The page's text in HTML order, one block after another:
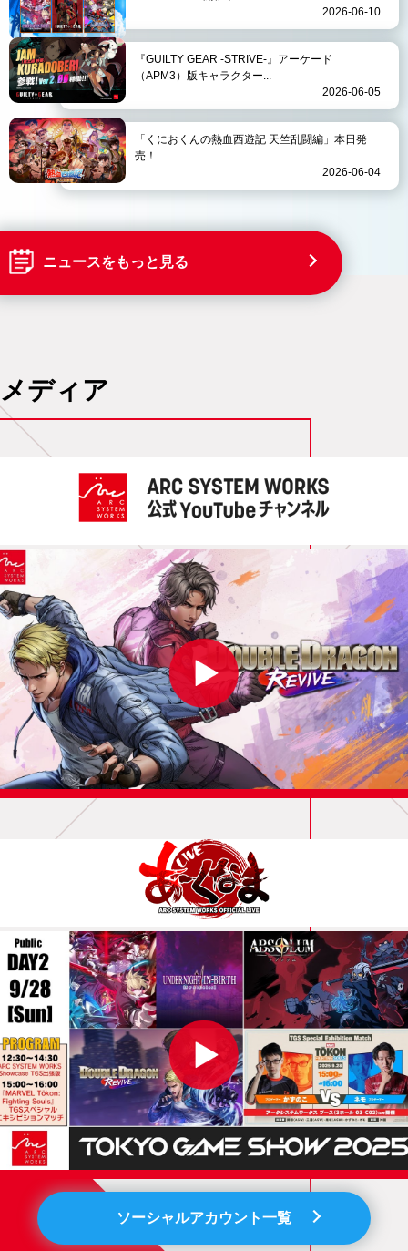
2026-06-10
『GUILTY GEAR -STRIVE-』アーケード
（APM3）版キャラクター...
2026-06-05
「くにおくんの熱血西遊記 天竺乱闘編」本日発
売！...
2026-06-04
ニュースをもっと見る
メディア
ソーシャルアカウント一覧